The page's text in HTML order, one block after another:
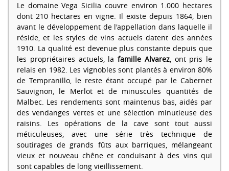
Le domaine Vega Sicilia couvre environ 1.000 hectares
dont 210 hectares en vigne. Il existe depuis 1864, bien
avant le développement de l'appellation dans laquelle il
réside, et les styles de vins actuels datent des années
1910. La qualité est devenue plus constante depuis que
les propriétaires actuels, la famille Alvarez, ont pris le
relais en 1982. Les vignobles sont plantés à environ 80%
de Tempranillo, le reste étant occupé par le Cabernet
Sauvignon, le Merlot et de minuscules quantités de
Malbec. Les rendements sont maintenus bas, aidés par
des vendanges vertes et une sélection minutieuse des
raisins. Les opérations de la cave sont tout aussi
méticuleuses, avec une série très technique de
soutirages de grands fûts aux barriques, mélangeant
vieux et nouveau chêne et conduisant à des vins qui
sont capables de long vieillissement.